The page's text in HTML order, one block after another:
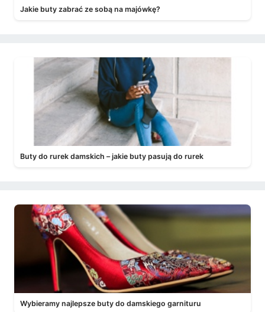
Jakie buty zabrać ze sobą na majówkę?
Buty do rurek damskich – jakie buty pasują do rurek
Wybieramy najlepsze buty do damskiego garnituru